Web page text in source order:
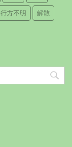
行方不明 解散